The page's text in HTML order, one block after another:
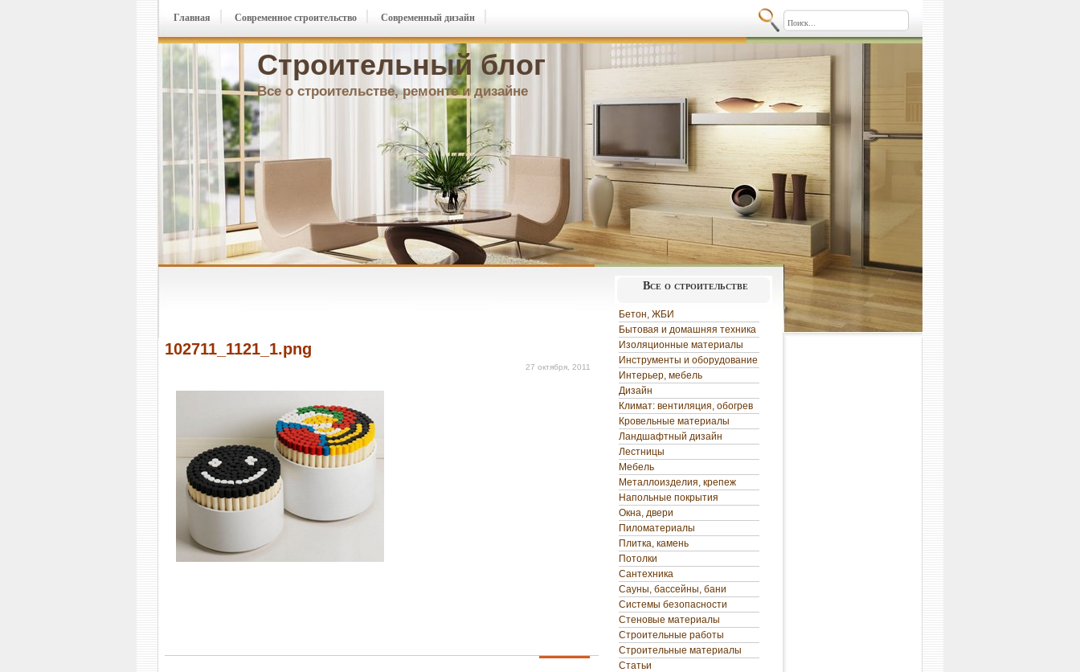
Строительный блог
Все о строительстве, ремонте и дизайне
Главная Современное строительство Современный дизайн
102711_1121_1.png
27 октября, 2011
Все о строительстве
Бетон, ЖБИ
Бытовая и домашняя техника
Изоляционные материалы
Инструменты и оборудование
Интерьер, мебель
Дизайн
Климат: вентиляция, обогрев
Кровельные материалы
Ландшафтный дизайн
Лестницы
Мебель
Металлоизделия, крепеж
Напольные покрытия
Окна, двери
Пиломатериалы
Плитка, камень
Потолки
Сантехника
Сауны, бассейны, бани
Системы безопасности
Стеновые материалы
Строительные работы
Строительные материалы
Статьи